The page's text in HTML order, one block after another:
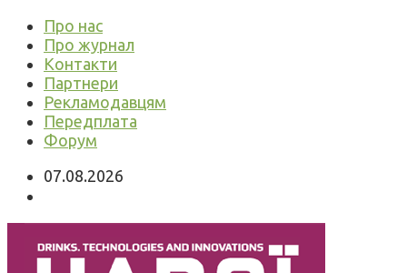
Про нас
Про журнал
Контакти
Партнери
Рекламодавцям
Передплата
Форум
07.08.2026